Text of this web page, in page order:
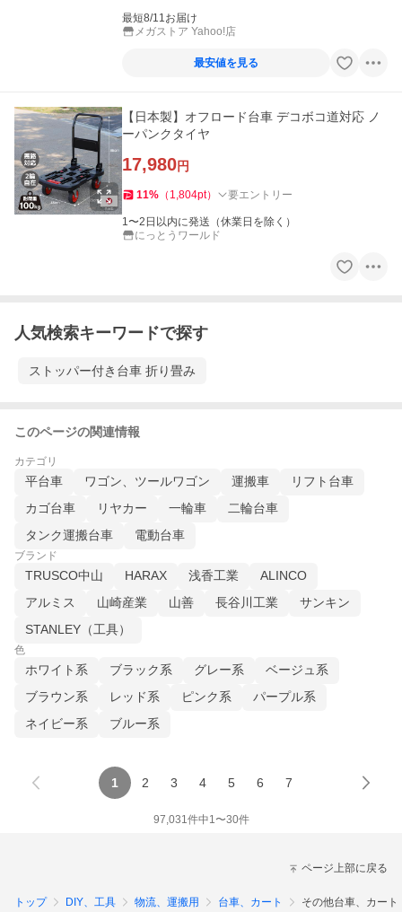
最短8/11お届け
メガストア Yahoo!店
最安値を見る
【日本製】オフロード台車 デコボコ道対応 ノ
ーパンクタイヤ
17,980円
11% （ 1,804pt） 要エントリー
1〜2日以内に発送（休業日を除く）
にっとうワールド
人気検索キーワードで探す
ストッパー付き台車 折り畳み
このページの関連情報
カテゴリ
平台車 ワゴン、ツールワゴン 運搬車
リフト台車
カゴ台車
リヤカー 一輪車
二輪台車
タンク運搬台車
電動台車
ブランド
TRUSCO中山 HARAX 浅香工業
ALINCO
アルミス
山崎産業 山善 長谷川工業
サンキン
STANLEY（工具）
色
ホワイト系 ブラック系 グレー系
ベージュ系
ブラウン系
レッド系 ピンク系
パープル系
ネイビー系
ブルー系
1 2 3 4 5 6 7
97,031件中1〜30件
ページ上部に戻る
トップ DIY、工具 物流、運搬用 台車、カート その他台車、カート